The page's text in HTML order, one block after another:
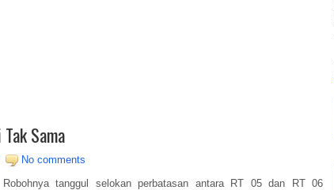
Sama
No comments
Robohnya tanggul selokan perbatasan antara RT 05 dan RT 06